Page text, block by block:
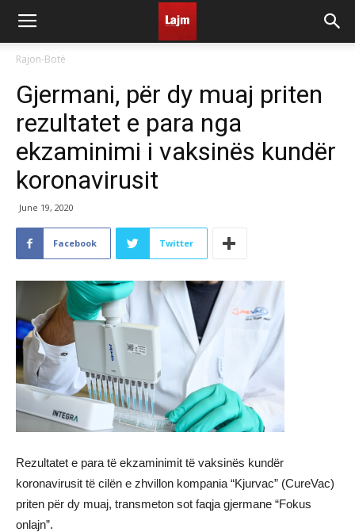
Rajon-Botë
Gjermani, për dy muaj priten
rezultatet e para nga
ekzaminimi i vaksinës kundër
koronavirusit
June 19, 2020
Facebook Twitter
Rezultatet e para të ekzaminimit të vaksinës kundër
koronavirusit të cilën e zhvillon kompania “Kjurvac” (CureVac)
priten për dy muaj, transmeton sot faqja gjermane “Fokus
onlajn”.